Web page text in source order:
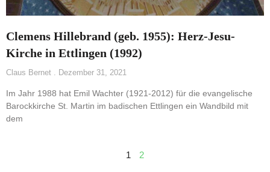
Clemens Hillebrand (geb. 1955): Herz-Jesu-
Kirche in Ettlingen (1992)
Claus Bernet Dezember 31, 2021
Im Jahr 1988 hat Emil Wachter (1921-2012) für die evangelische
Barockkirche St. Martin im badischen Ettlingen ein Wandbild mit
dem
1 2